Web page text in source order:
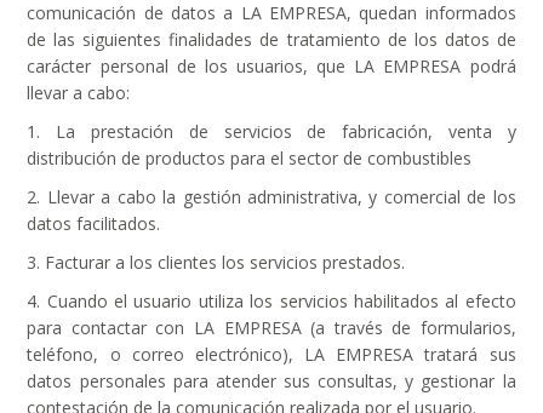
comunicación de datos a LA EMPRESA, quedan informados
de las siguientes finalidades de tratamiento de los datos de
carácter personal de los usuarios, que LA EMPRESA podrá
llevar a cabo:
1. La prestación de servicios de fabricación, venta y
distribución de productos para el sector de combustibles
2. Llevar a cabo la gestión administrativa, y comercial de los
datos facilitados.
3. Facturar a los clientes los servicios prestados.
4. Cuando el usuario utiliza los servicios habilitados al efecto
para contactar con LA EMPRESA (a través de formularios,
teléfono, o correo electrónico), LA EMPRESA tratará sus
datos personales para atender sus consultas, y gestionar la
contestación de la comunicación realizada por el usuario.